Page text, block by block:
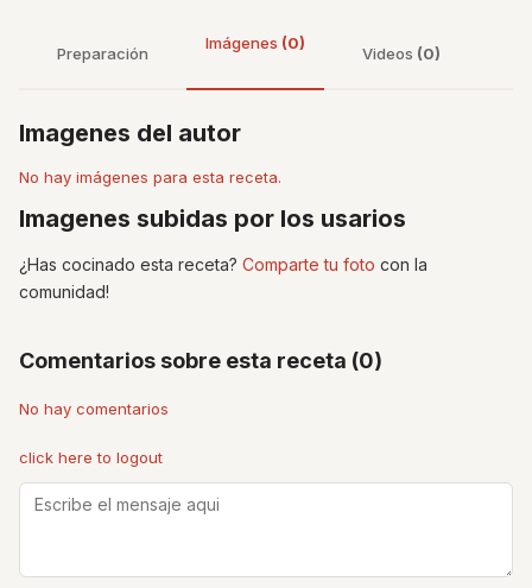
Preparación
Imágenes (0)
Videos (0)
Imagenes del autor
No hay imágenes para esta receta.
Imagenes subidas por los usarios
¿Has cocinado esta receta? Comparte tu foto con la
comunidad!
Comentarios sobre esta receta (0)
No hay comentarios
click here to logout